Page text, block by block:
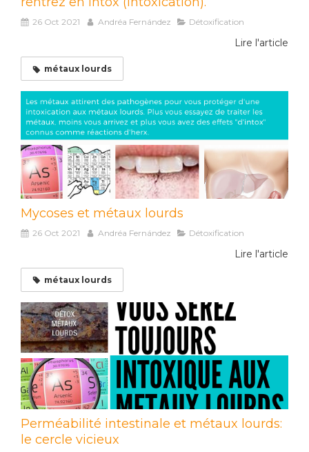
26 Oct 2021 Andréa Fernández Détoxification
Lire l'article
métaux lourds
Mycoses et métaux lourds
26 Oct 2021 Andréa Fernández Détoxification
Lire l'article
métaux lourds
Perméabilité intestinale et métaux lourds:
le cercle vicieux